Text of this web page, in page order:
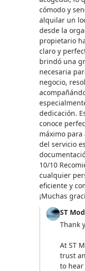
cómodo y
alquilar un
desde la
propietario
claro y
brindó una
necesaria
negocio,
dedicación.
conoce
máximo
del servicio
10/10
cualquier
eficiente y
¡Muchas
ST
Thank
At ST
trust
to